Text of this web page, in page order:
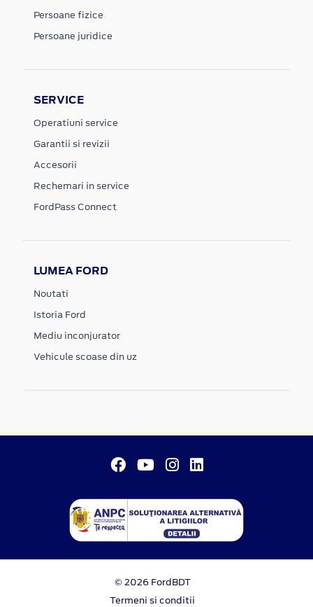
Persoane fizice
Persoane juridice
SERVICE
Operatiuni service
Garantii si revizii
Accesorii
Rechemari in service
FordPass Connect
LUMEA FORD
Noutati
Istoria Ford
Mediu inconjurator
Vehicule scoase din uz
© 2026 FordBDT
Termeni si conditii